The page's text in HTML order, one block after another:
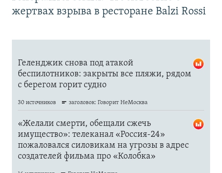
жертвах взрыва в ресторане Balzi Rossi